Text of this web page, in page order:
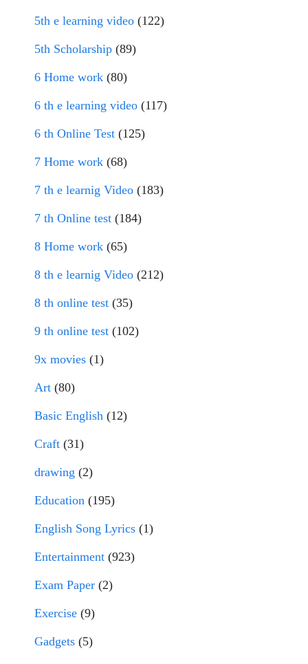
5th e learning video (122)
5th Scholarship (89)
6 Home work (80)
6 th e learning video (117)
6 th Online Test (125)
7 Home work (68)
7 th e learnig Video (183)
7 th Online test (184)
8 Home work (65)
8 th e learnig Video (212)
8 th online test (35)
9 th online test (102)
9x movies (1)
Art (80)
Basic English (12)
Craft (31)
drawing (2)
Education (195)
English Song Lyrics (1)
Entertainment (923)
Exam Paper (2)
Exercise (9)
Gadgets (5)